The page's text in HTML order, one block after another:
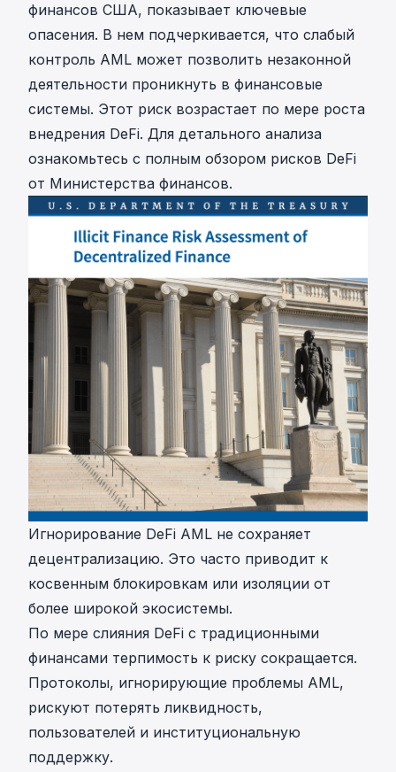
финансов США, показывает ключевые
опасения. В нем подчеркивается, что слабый
контроль AML может позволить незаконной
деятельности проникнуть в финансовые
системы. Этот риск возрастает по мере роста
внедрения DeFi. Для детального анализа
ознакомьтесь с полным обзором рисков DeFi
от Министерства финансов.
Игнорирование DeFi AML не сохраняет
децентрализацию. Это часто приводит к
косвенным блокировкам или изоляции от
более широкой экосистемы.
По мере слияния DeFi с традиционными
финансами терпимость к риску сокращается.
Протоколы, игнорирующие проблемы AML,
рискуют потерять ликвидность,
пользователей и институциональную
поддержку.